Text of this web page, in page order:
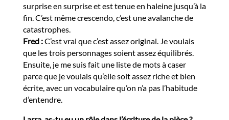
surprise en surprise et est tenue en haleine jusqu’à la
fin. C’est même crescendo, c’est une avalanche de
catastrophes.
Fred :C’est vrai que c’est assez original. Je voulais
que les trois personnages soient assez équilibrés.
Ensuite, je me suis fait une liste de mots à caser
parce que je voulais qu’elle soit assez riche et bien
écrite, avec un vocabulaire qu’on n’a pas l’habitude
d’entendre.